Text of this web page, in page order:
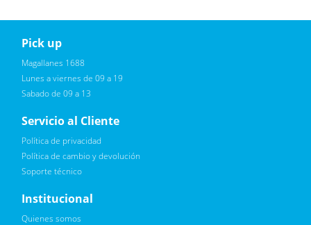
Reciba novedades, promociones exclusivas
Leí, soy consciente de las condiciones para el tratamiento de
mis datos personales y doy mi consentimiento, tal y como se
Pick up
Magallanes 1688
Lunes a viernes de 09 a 19
Sabado de 09 a 13
Servicio al Cliente
Política de privacidad
Política de cambio y devolución
Soporte técnico
Institucional
Quienes somos